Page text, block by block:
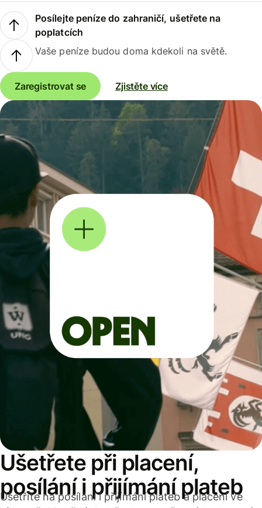
Posílejte peníze do zahraničí, ušetřete na
poplatcích
Vaše peníze budou doma kdekoli na světě.
Zaregistrovat se Zjistěte více
Ušetřete při placení,
posílání i přijímání plateb
Ušetříte na posílání i přijímání plateb a placení ve